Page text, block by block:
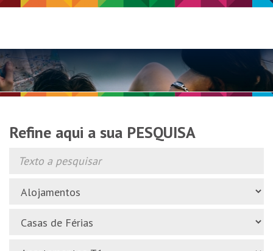
Refine aqui a sua PESQUISA